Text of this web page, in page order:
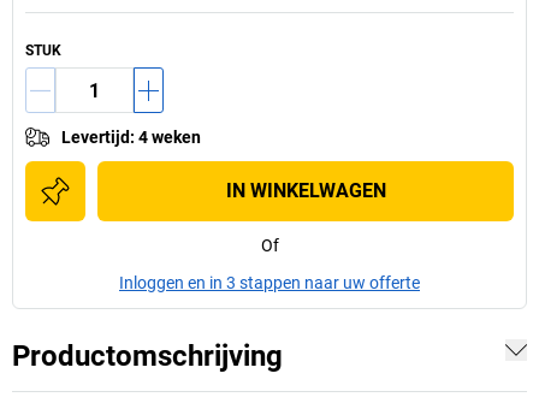
STUK
Levertijd: 4 weken
IN WINKELWAGEN
Of
Inloggen en in 3 stappen naar uw offerte
Productomschrijving